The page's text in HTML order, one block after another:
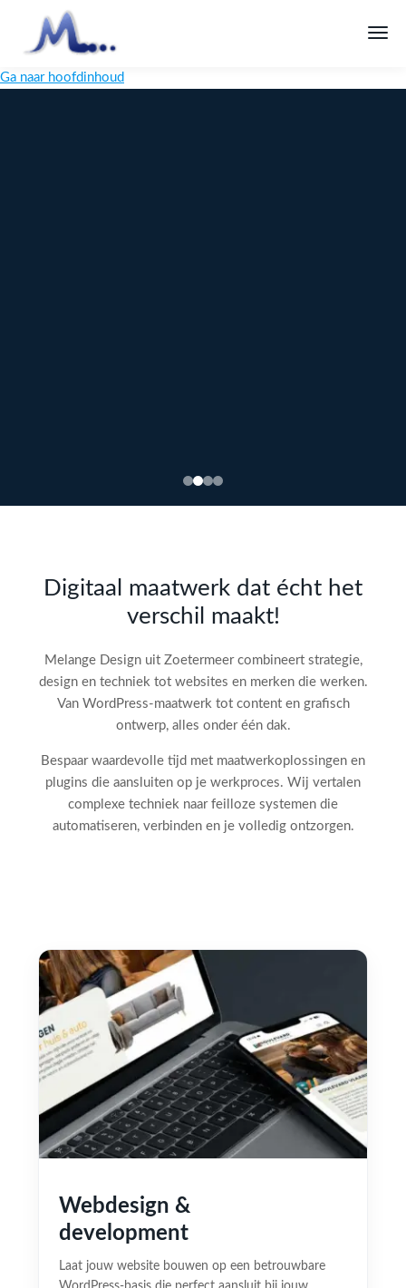
Ga naar hoofdinhoud
de SEO-
audit
Digitaal maatwerk dat écht het
verschil maakt!
Melange Design uit Zoetermeer combineert strategie,
design en techniek tot websites en merken die werken.
Van WordPress-maatwerk tot content en grafisch
ontwerp, alles onder één dak.
Bespaar waardevolle tijd met maatwerkoplossingen en
plugins die aansluiten op je werkproces. Wij vertalen
complexe techniek naar feilloze systemen die
automatiseren, verbinden en je volledig ontzorgen.
Webdesign &
development
Laat jouw website bouwen op een betrouwbare